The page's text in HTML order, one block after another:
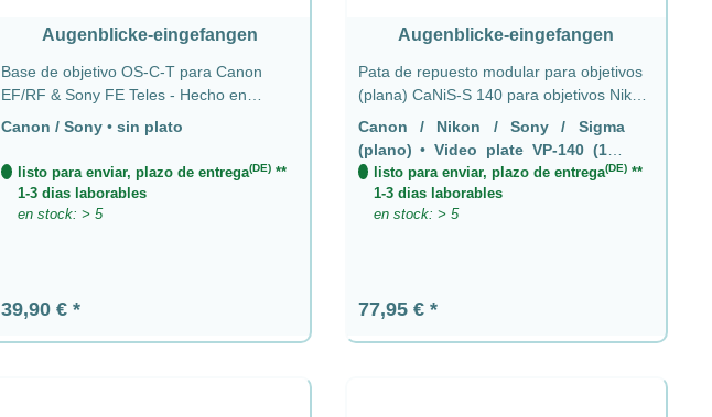
Augenblicke-eingefangen
Base de objetivo OS-C-T para Canon
EF/RF & Sony FE Teles - Hecho en
Alemania sin placa - Canon / Sony
Canon / Sony • sin plato
listo para enviar, plazo de entrega(DE)**
1-3 dias laborables
en stock: > 5
Precio normal:
39,90 €
Augenblicke-eingefangen
Pata de repuesto modular para objetivos
(plana) CaNiS-S 140 para objetivos Nikon-
Canon-Sony-Sigma - Placa de video VP-
140 (140 mm) 2 x QD
Canon / Nikon / Sony / Sigma
(plano) • Video plate VP-140 (140
mm) 2 x QD
listo para enviar, plazo de entrega(DE) **
1-3 dias laborables
en stock: > 5
Precio normal:
77,95 €